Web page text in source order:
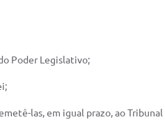
Poder Legislativo;
las, em igual prazo, ao Tribunal